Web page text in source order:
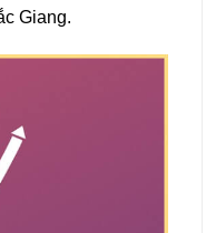
Giang.